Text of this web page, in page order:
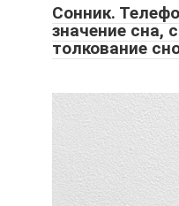
Сонник.
значение сна,
толкование